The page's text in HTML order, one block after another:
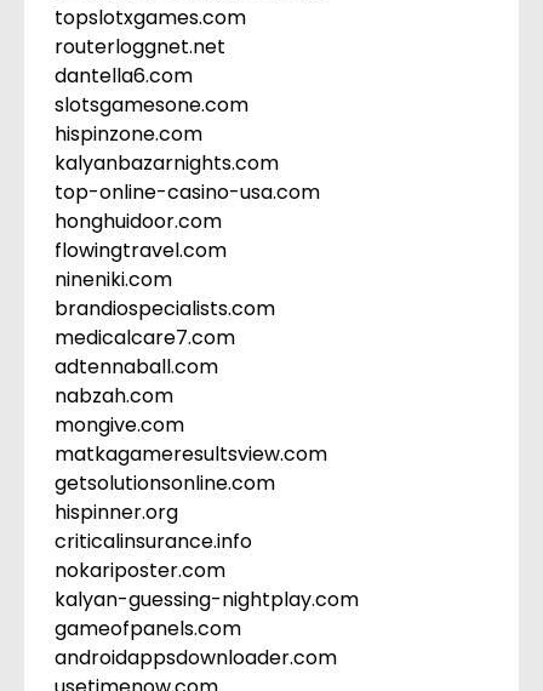
topslotxgames.com
routerloggnet.net
dantella6.com
slotsgamesone.com
hispinzone.com
kalyanbazarnights.com
top-online-casino-usa.com
honghuidoor.com
flowingtravel.com
nineniki.com
brandiospecialists.com
medicalcare7.com
adtennaball.com
nabzah.com
mongive.com
matkagameresultsview.com
getsolutionsonline.com
hispinner.org
criticalinsurance.info
nokariposter.com
kalyan-guessing-nightplay.com
gameofpanels.com
androidappsdownloader.com